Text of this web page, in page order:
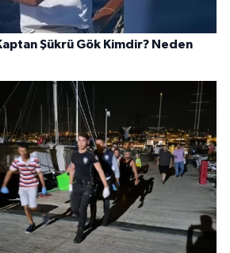
Şükrü Gök Kimdir? Neden